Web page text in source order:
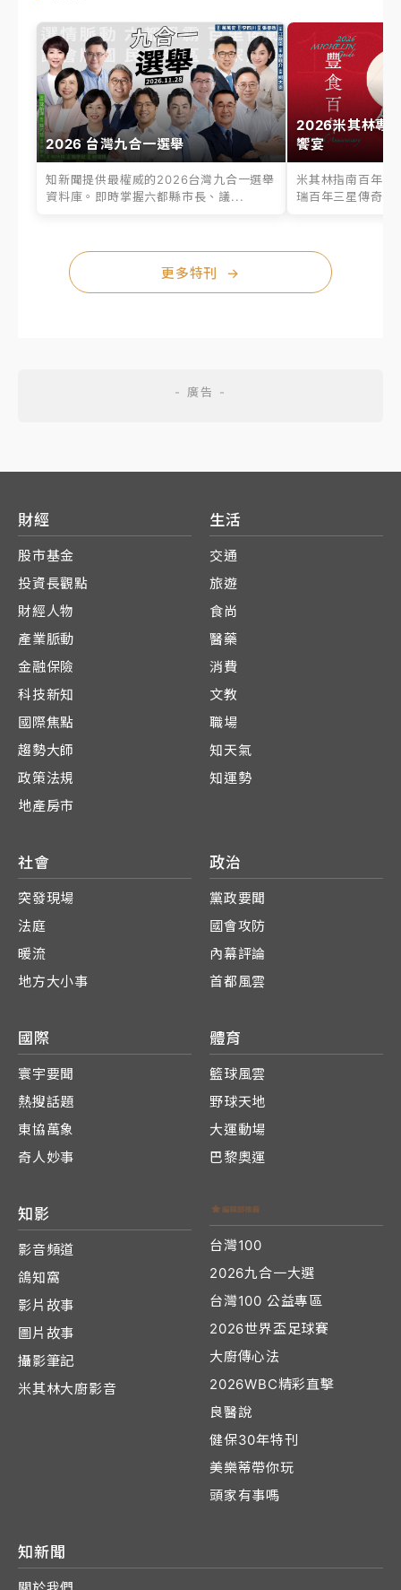
2026 台灣九合一選舉
知新聞提供最權威的2026台灣九合一選舉
資料庫。即時掌握六都縣市長、議...
2026米其林專
饗宴
米其林指南百年之
瑞百年三星傳奇、
更多特刊 →
財經
股市基金
投資長觀點
財經人物
產業脈動
金融保險
科技新知
國際焦點
趨勢大師
政策法規
地產房市
生活
交通
旅遊
食尚
醫藥
消費
文教
職場
知天氣
知運勢
社會
突發現場
法庭
暖流
地方大小事
政治
黨政要聞
國會攻防
內幕評論
首都風雲
國際
寰宇要聞
熱搜話題
東協萬象
奇人妙事
體育
籃球風雲
野球天地
大運動場
巴黎奧運
知影
影音頻道
鴿知窩
影片故事
圖片故事
攝影筆記
米其林大廚影音
台灣100
2026九合一大選
台灣100 公益專區
2026世界盃足球賽
大廚傳心法
2026WBC精彩直擊
良醫說
健保30年特刊
美樂蒂帶你玩
頭家有事嗎
知新聞